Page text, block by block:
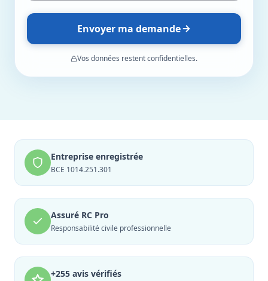
Envoyer ma demande
Vos données restent confidentielles.
Entreprise enregistrée
BCE 1014.251.301
Assuré RC Pro
Responsabilité civile professionnelle
+255 avis vérifiés